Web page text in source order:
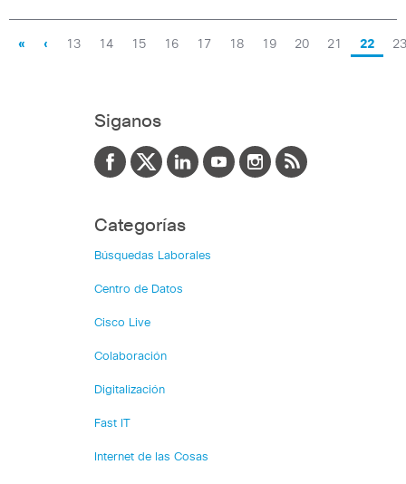
« ‹ 13 14 15 16 17 18 19 20 21 22 23
Siganos
Categorías
Búsquedas Laborales
Centro de Datos
Cisco Live
Colaboración
Digitalización
Fast IT
Internet de las Cosas